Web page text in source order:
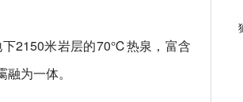
下2150米岩层的70℃热泉，富含
为一体。